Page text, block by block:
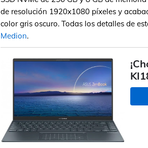
de resolución 1920x1080 píxeles y
color gris oscuro. Todas los detalles de
Medion.